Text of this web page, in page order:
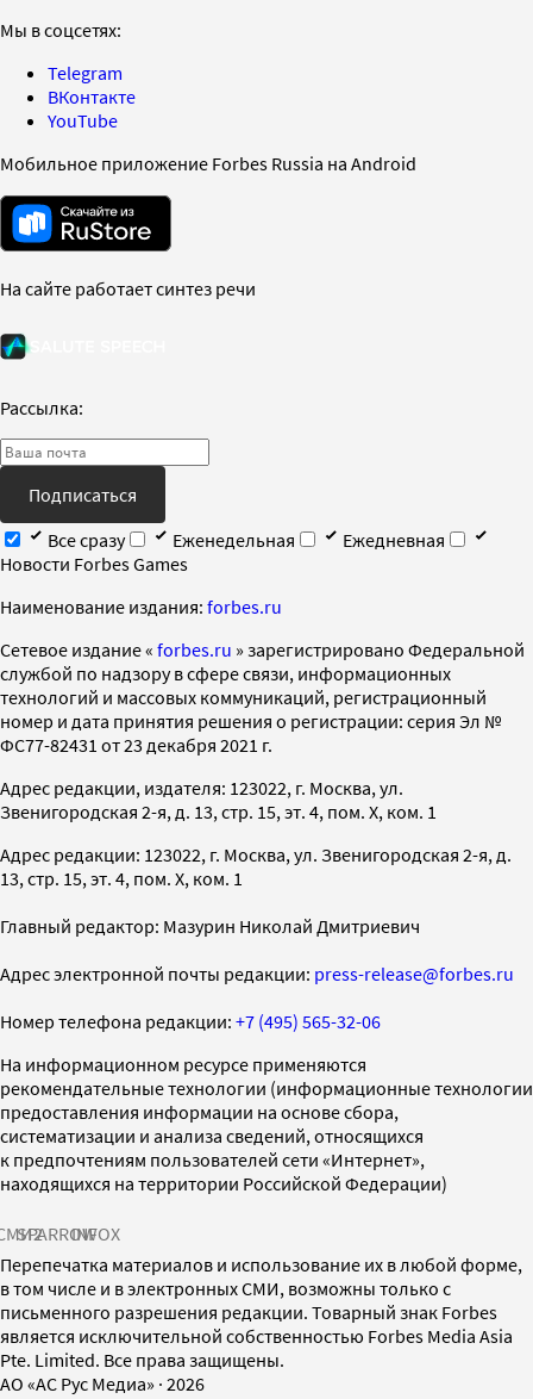
Мы в соцсетях:
Telegram
ВКонтакте
YouTube
Мобильное приложение Forbes Russia на Android
На сайте работает синтез речи
Рассылка:
Подписаться
Все сразу
Еженедельная
Ежедневная
Новости Forbes Games
Наименование издания: forbes.ru
Cетевое издание « forbes.ru » зарегистрировано Федеральной
службой по надзору в сфере связи, информационных
технологий и массовых коммуникаций, регистрационный
номер и дата принятия решения о регистрации: серия Эл №
ФС77-82431 от 23 декабря 2021 г.
Адрес редакции, издателя: 123022, г. Москва, ул.
Звенигородская 2-я, д. 13, стр. 15, эт. 4, пом. X, ком. 1
Адрес редакции: 123022, г. Москва, ул. Звенигородская 2-я, д.
13, стр. 15, эт. 4, пом. X, ком. 1
Главный редактор: Мазурин Николай Дмитриевич
Адрес электронной почты редакции: press-release@forbes.ru
Номер телефона редакции: +7 (495) 565-32-06
На информационном ресурсе применяются
рекомендательные технологии (информационные технологии
предоставления информации на основе сбора,
систематизации и анализа сведений, относящихся
к предпочтениям пользователей сети «Интернет»,
находящихся на территории Российской Федерации)
SPARROWINFOX
Перепечатка материалов и использование их в любой форме,
в том числе и в электронных СМИ, возможны только с
письменного разрешения редакции. Товарный знак Forbes
является исключительной собственностью Forbes Media Asia
Pte. Limited. Все права защищены.
AO «АС Рус Медиа» · 2026